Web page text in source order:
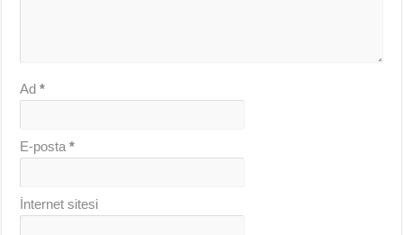
Ad*
E-posta*
İnternet sitesi